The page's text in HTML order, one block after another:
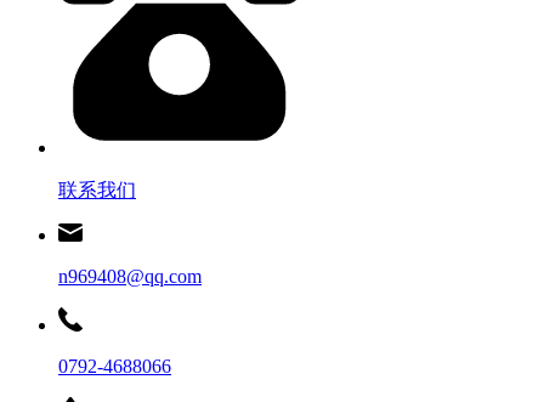
联系我们
n969408@qq.com
0792-4688066